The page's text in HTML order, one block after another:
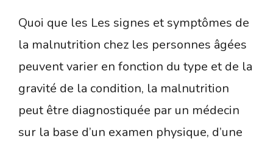
Quoi que les Les signes et symptômes de
la malnutrition chez les personnes âgées
peuvent varier en fonction du type et de la
gravité de la condition, la malnutrition
peut être diagnostiquée par un médecin
sur la base d’un examen physique, d’une